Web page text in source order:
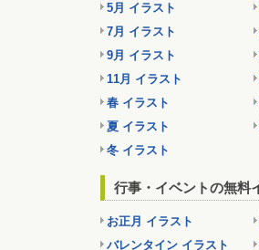
5月 イラスト
7月 イラスト
9月 イラスト
11月 イラスト
春 イラスト
夏 イラスト
冬 イラスト
行事・イベントの無料
お正月 イラスト
バレンタイン イラスト